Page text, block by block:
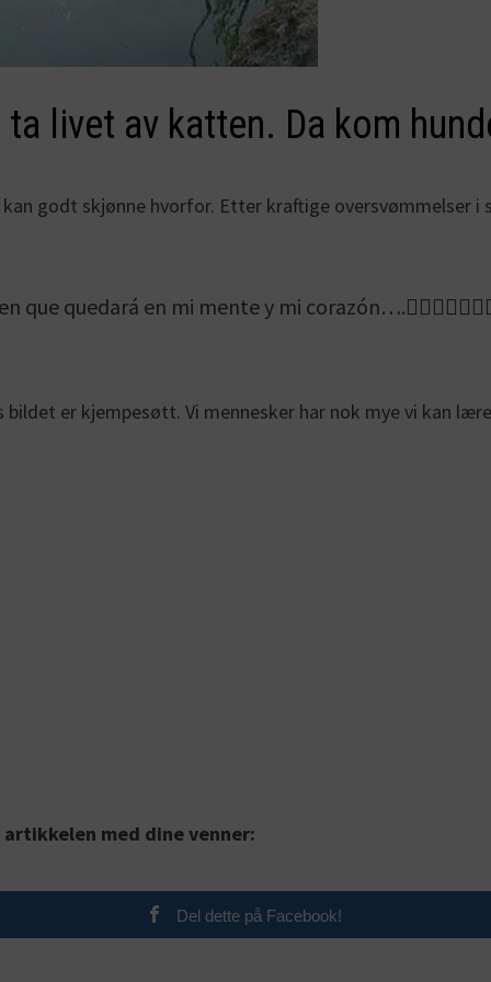
livet av katten. Da kom
godt skjønne hvorfor. Etter kraftige oversvømmelser
que quedará en mi mente y mi
er kjempesøtt. Vi mennesker har nok mye vi kan
artikkelen med dine venner:
Del dette på Facebook!